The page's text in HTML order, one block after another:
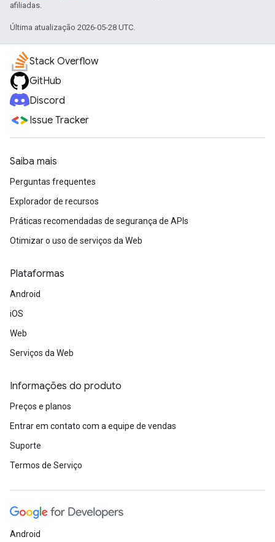
afiliadas.
Última atualização 2026-05-28 UTC.
Stack Overflow
GitHub
Discord
Issue Tracker
Saiba mais
Perguntas frequentes
Explorador de recursos
Práticas recomendadas de segurança de APIs
Otimizar o uso de serviços da Web
Plataformas
Android
iOS
Web
Serviços da Web
Informações do produto
Preços e planos
Entrar em contato com a equipe de vendas
Suporte
Termos de Serviço
Android